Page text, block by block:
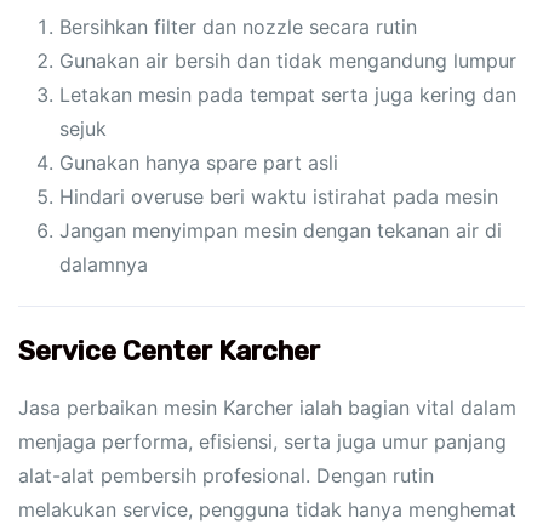
Bersihkan filter dan nozzle secara rutin
Gunakan air bersih dan tidak mengandung lumpur
Letakan mesin pada tempat serta juga kering dan
sejuk
Gunakan hanya spare part asli
Hindari overuse beri waktu istirahat pada mesin
Jangan menyimpan mesin dengan tekanan air di
dalamnya
Service Center Karcher
Jasa perbaikan mesin Karcher ialah bagian vital dalam
menjaga performa, efisiensi, serta juga umur panjang
alat-alat pembersih profesional. Dengan rutin
melakukan service, pengguna tidak hanya menghemat